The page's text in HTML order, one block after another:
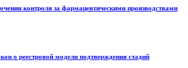
контроля за фармацевтическими производствами
о реестровой модели подтверждения стадий